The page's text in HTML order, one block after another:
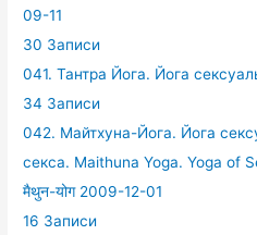
09-11
30 Записи
041. Тантра Йога. Йога
34 Записи
042. Майтхуна-Йога. Йога
секса. Maithuna Yoga. Yoga of
मैथुन-योग 2009-12-01
16 Записи